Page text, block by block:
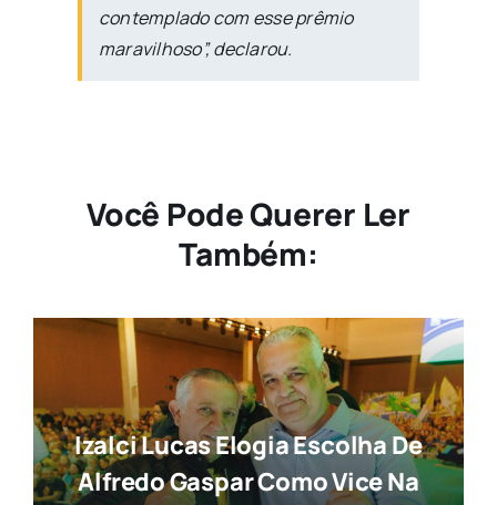
contemplado com esse prêmio
maravilhoso”, declarou.
Você Pode Querer Ler
Também:
Izalci Lucas Elogia Escolha De
Alfredo Gaspar Como Vice Na